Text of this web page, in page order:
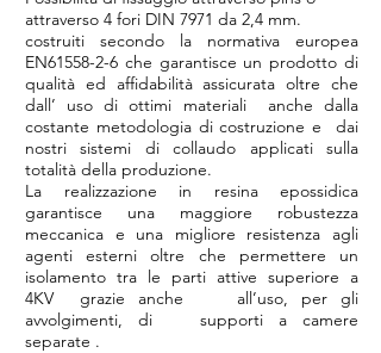
attraverso 4 fori DIN 7971 da 2,4 mm.
costruiti secondo la normativa europea
EN61558-2-6 che garantisce un prodotto di
qualità ed affidabilità assicurata oltre che
dall’ uso di ottimi materiali anche dalla
costante metodologia di costruzione e dai
nostri sistemi di collaudo applicati sulla
totalità della produzione.
La realizzazione in resina epossidica
garantisce una maggiore robustezza
meccanica e una migliore resistenza agli
agenti esterni oltre che permettere un
isolamento tra le parti attive superiore a
4KV grazie anche all’uso, per gli
avvolgimenti, di supporti a camere
separate .